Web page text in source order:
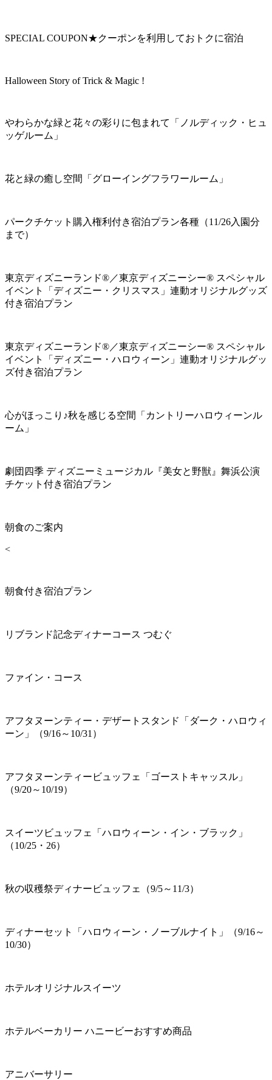
SPECIAL COUPON★クーポンを利用しておトクに宿泊
Halloween Story of Trick & Magic !
やわらかな緑と花々の彩りに包まれて「ノルディック・ヒュ
ッゲルーム」
花と緑の癒し空間「グローイングフラワールーム」
パークチケット購入権利付き宿泊プラン各種（11/26入園分
まで）
東京ディズニーランド®／東京ディズニーシー® スペシャル
イベント「ディズニー・クリスマス」連動オリジナルグッズ
付き宿泊プラン
東京ディズニーランド®／東京ディズニーシー® スペシャル
イベント「ディズニー・ハロウィーン」連動オリジナルグッ
ズ付き宿泊プラン
心がほっこり♪秋を感じる空間「カントリーハロウィーンル
ーム」
劇団四季 ディズニーミュージカル『美女と野獣』舞浜公演
チケット付き宿泊プラン
朝食のご案内
<
朝食付き宿泊プラン
リブランド記念ディナーコース つむぐ
ファイン・コース
アフタヌーンティー・デザートスタンド「ダーク・ハロウィ
ーン」（9/16～10/31）
アフタヌーンティービュッフェ「ゴーストキャッスル」
（9/20～10/19）
スイーツビュッフェ「ハロウィーン・イン・ブラック」
（10/25・26）
秋の収穫祭ディナービュッフェ（9/5～11/3）
ディナーセット「ハロウィーン・ノーブルナイト」（9/16～
10/30）
ホテルオリジナルスイーツ
ホテルベーカリー ハニービーおすすめ商品
アニバーサリー